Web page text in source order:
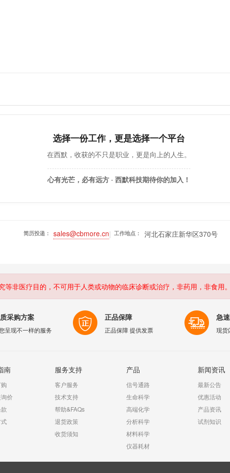
选择一份工作，更是选择一个平台
在西默，收获的不只是职业，更是向上的人生。
心有光芒，必有远方 · 西默科技期待你的加入！
简历投递： sales@cbmore.cn| 工作地点： 河北石家庄新华区370号
非医疗目的，不可用于人类或动物的临床诊断或治疗，非药用，非食用
采购方案
呈现不一样的服务
正品保障
正品保障 提供发票
急
现货
南
价
服务支持
客户服务
技术支持
帮助&FAQs
退货政策
收货须知
产品
信号通路
生命科学
高端化学
分析科学
材料科学
仪器耗材
新闻资讯
最新公告
优惠活动
产品资讯
试剂知识